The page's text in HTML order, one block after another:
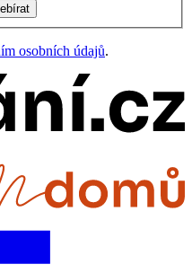
osobních údajů.